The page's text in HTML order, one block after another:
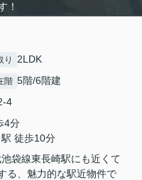
！
り 2LDK
階 5階/6階建
4
4分
駅 徒歩10分
袋線東長崎駅にも近くて
る、魅力的な駅近物件で